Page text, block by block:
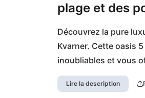
plage et des
Découvrez la pure
Kvarner. Cette oasis
inoubliables et vous
imprenables sur la
profitez de journées
Lire la description